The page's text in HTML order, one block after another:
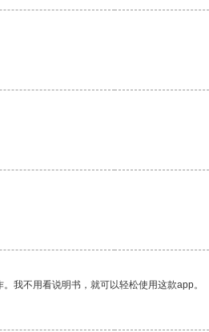
我不用看说明书，就可以轻松使用这款app。